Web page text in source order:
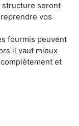
structure seront
vos
fourmis peuvent
il vaut mieux
et